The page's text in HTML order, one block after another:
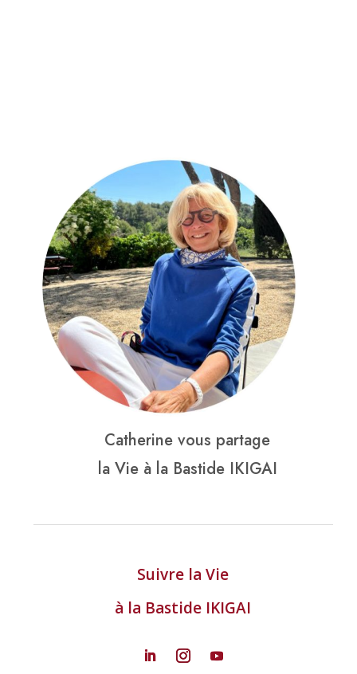
Catherine vous partage
la Vie à la Bastide IKIGAI
Suivre la Vie
à la Bastide IKIGAI